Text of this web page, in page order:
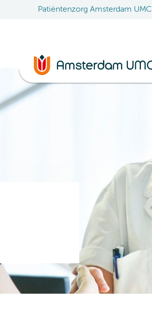
Patiëntenzorg Amsterdam UMC